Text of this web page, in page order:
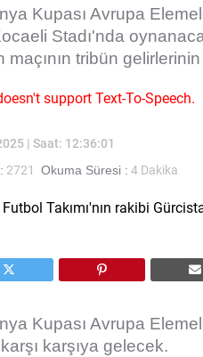
Kupası Avrupa
Stadı'nda
tribün gelirlerinin
support Text-To-Speech.
| Saat: 12:36:01
2721 Okuma Süresi : 4 Dakika
Kupası Avrupa
karşıya gelecek.